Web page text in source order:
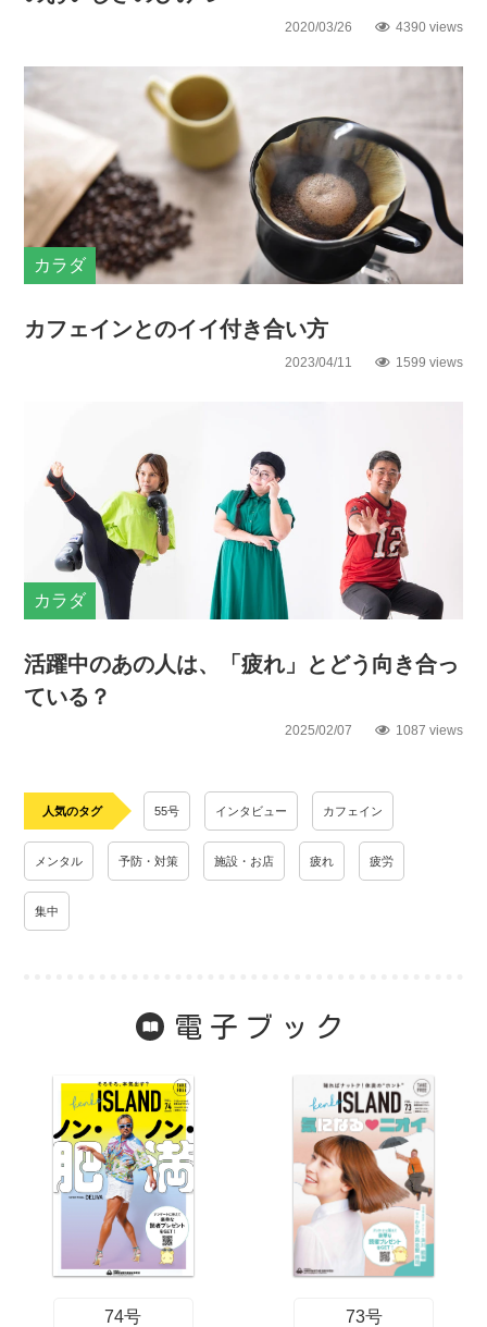
2020/03/26 4390 views
カラダ
カフェインとのイイ付き合い方
2023/04/11 1599 views
カラダ
活躍中のあの人は、「疲れ」とどう向き合っ
ている？
2025/02/07 1087 views
人気のタグ 55号 インタビュー カフェイン
メンタル 予防・対策 施設・お店 疲れ 疲労
集中
電子ブック
74号 73号